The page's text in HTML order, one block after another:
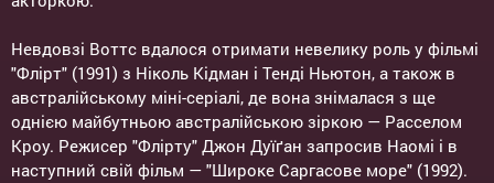
Невдовзі Воттс вдалося отримати невелику роль у фільмі
"Флірт" (1991) з Ніколь Кідман і Тенді Ньютон, а також в
австралійському міні-серіалі, де вона знімалася з ще
однією майбутньою австралійською зіркою — Расселом
Кроу. Режисер "Флірту" Джон Дуїґан запросив Наомі і в
наступний свій фільм — "Широке Саргасове море" (1992).